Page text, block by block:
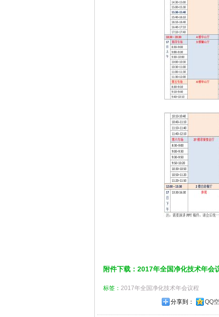
附件下载：2017年全国净化技术年会
标签： 2017年全国净化技术年会议程
分享到：
QQ